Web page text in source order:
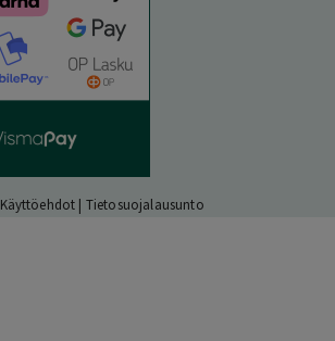
Käyttöehdot | Tietosuojalausunto